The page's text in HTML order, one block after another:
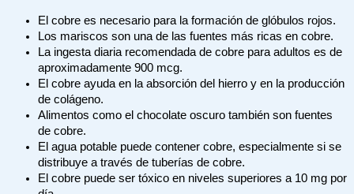
El cobre es necesario para la formación de glóbulos rojos.
Los mariscos son una de las fuentes más ricas en cobre.
La ingesta diaria recomendada de cobre para adultos es de
aproximadamente 900 mcg.
El cobre ayuda en la absorción del hierro y en la producción
de colágeno.
Alimentos como el chocolate oscuro también son fuentes
de cobre.
El agua potable puede contener cobre, especialmente si se
distribuye a través de tuberías de cobre.
El cobre puede ser tóxico en niveles superiores a 10 mg por